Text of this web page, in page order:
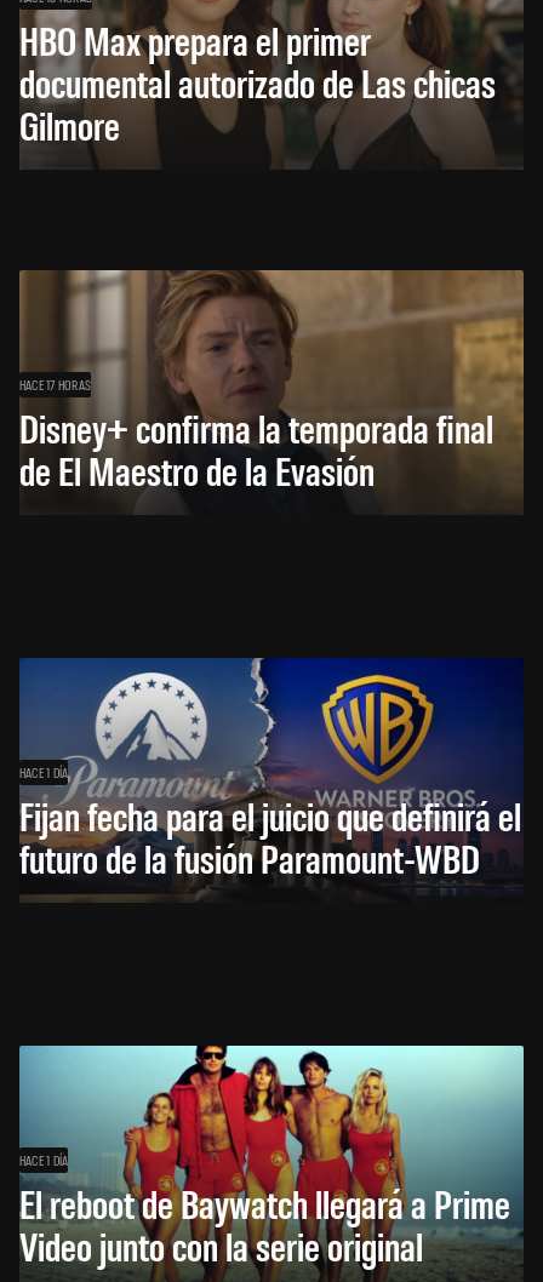
HBO Max prepara el primer
documental autorizado de Las chicas
Gilmore
HACE 17 HORAS
Disney+ confirma la temporada final
de El Maestro de la Evasión
HACE 1 DÍA
Fijan fecha para el juicio que definirá el
futuro de la fusión Paramount-WBD
HACE 1 DÍA
El reboot de Baywatch llegará a Prime
Video junto con la serie original